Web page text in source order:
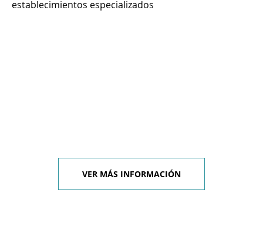
establecimientos especializados
VER MÁS INFORMACIÓN